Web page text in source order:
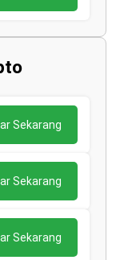
Sekarang
Sekarang
Sekarang